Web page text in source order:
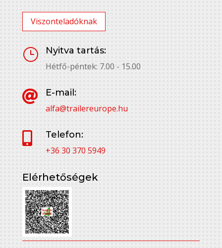
Viszonteladóknak
}
Nyitva tartás:
Hétfő-péntek: 7.00 - 15.00

E-mail:
alfa@trailereurope.hu

Telefon:
+36 30 370 5949
Elérhetőségek